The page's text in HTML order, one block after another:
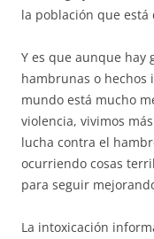
la población que
Y es que aunque hay
hambrunas o hechos
mundo está mucho
violencia, vivimos
lucha contra el
ocurriendo cosas
para seguir
La intoxicación